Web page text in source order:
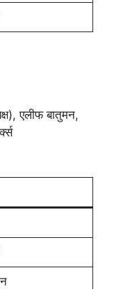
एलीफ बातुमन,